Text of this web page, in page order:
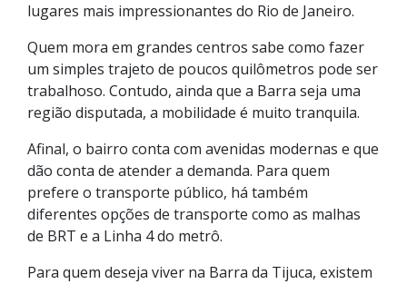
lugares mais impressionantes do Rio de Janeiro.
Quem mora em grandes centros sabe como fazer
um simples trajeto de poucos quilômetros pode ser
trabalhoso. Contudo, ainda que a Barra seja uma
região disputada, a mobilidade é muito tranquila.
Afinal, o bairro conta com avenidas modernas e que
dão conta de atender a demanda. Para quem
prefere o transporte público, há também
diferentes opções de transporte como as malhas
de BRT e a Linha 4 do metrô.
Para quem deseja viver na Barra da Tijuca, existem